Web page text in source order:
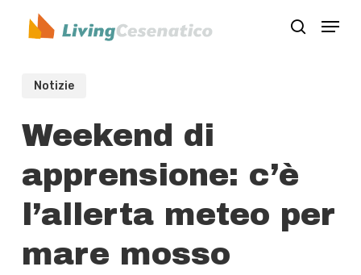
search
Menu
Notizie
Weekend di
apprensione: c’è
l’allerta meteo per
mare mosso